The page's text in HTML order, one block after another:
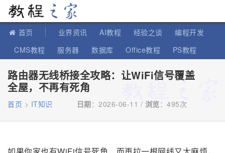
首页 业界资讯 AI教程 经验之谈
编程开发
CMS教程
服务器 数据库 Office教程
PS教程
路由器无线桥接全攻略：让WiFi信号覆盖
全屋，不再有死角
首页 > IT知识 日期：2026-06-11 / 浏览： 495次